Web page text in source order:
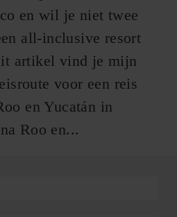
en wil je niet twee
all-inclusive resort
artikel vind je mijn
voor een reis
en Yucatán in
Roo en...